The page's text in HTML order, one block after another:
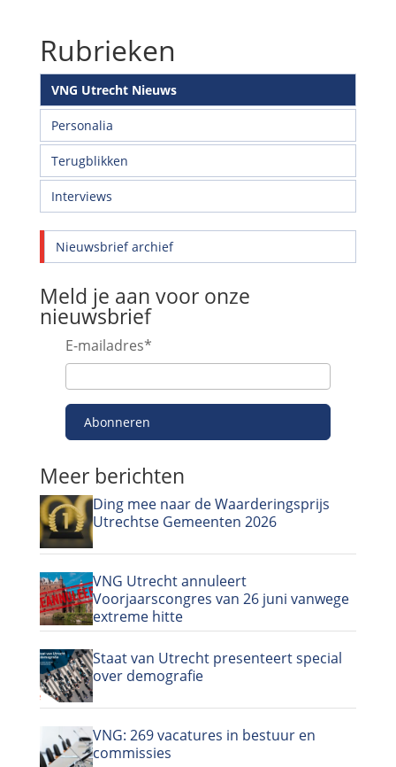
Rubrieken
VNG Utrecht Nieuws
Personalia
Terugblikken
Interviews
Nieuwsbrief archief
Meld je aan voor onze
nieuwsbrief
E-mailadres*
Abonneren
Meer berichten
Ding mee naar de Waarderingsprijs
Utrechtse Gemeenten 2026
VNG Utrecht annuleert
Voorjaarscongres van 26 juni vanwege
extreme hitte
Staat van Utrecht presenteert special
over demografie
VNG: 269 vacatures in bestuur en
commissies